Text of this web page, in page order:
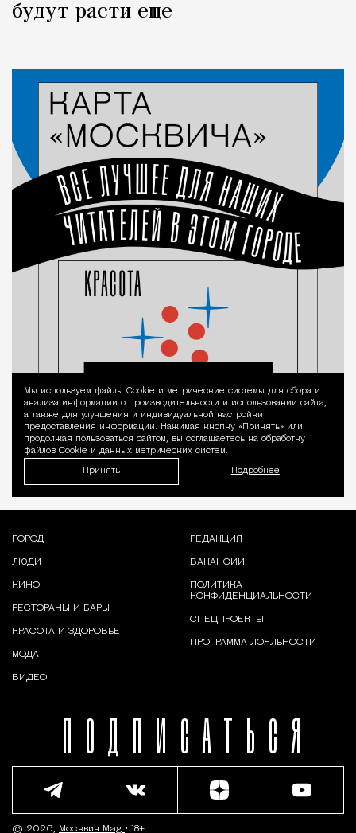
будут расти еще
Уведомление
Мы используем файлы Сookie и метрические системы для сбора и
анализа информации о производительности и использовании сайта,
а также для улучшения и индивидуальной настройки
предоставления информации. Нажимая кнопку «Принять» или
продолжая пользоваться сайтом, вы соглашаетесь на обработку
файлов Cookie и данных метрических систем.
Принять Подробнее
ПОДПИСАТЬСЯ
ГОРОД
ЛЮДИ
КИНО
РЕСТОРАНЫ И БАРЫ
КРАСОТА И ЗДОРОВЬЕ
МОДА
ВИДЕО
РЕДАКЦИЯ
ВАКАНСИИ
ПОЛИТИКА
КОНФИДЕНЦИАЛЬНОСТИ
СПЕЦПРОЕКТЫ
ПРОГРАММА ЛОЯЛЬНОСТИ
© 2026, Москвич Mag • 18+